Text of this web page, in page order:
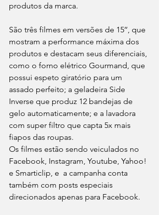
produtos da marca.
São três filmes em versões de 15’’, que
mostram a performance máxima dos
produtos e destacam seus diferenciais,
como o forno elétrico Gourmand, que
possui espeto giratório para um
assado perfeito; a geladeira Side
Inverse que produz 12 bandejas de
gelo automaticamente; e a lavadora
com super filtro que capta 5x mais
fiapos das roupas.
Os filmes estão sendo veiculados no
Facebook, Instagram, Youtube, Yahoo!
e Smarticlip, e  a campanha conta
também com posts especiais
direcionados apenas para Facebook.